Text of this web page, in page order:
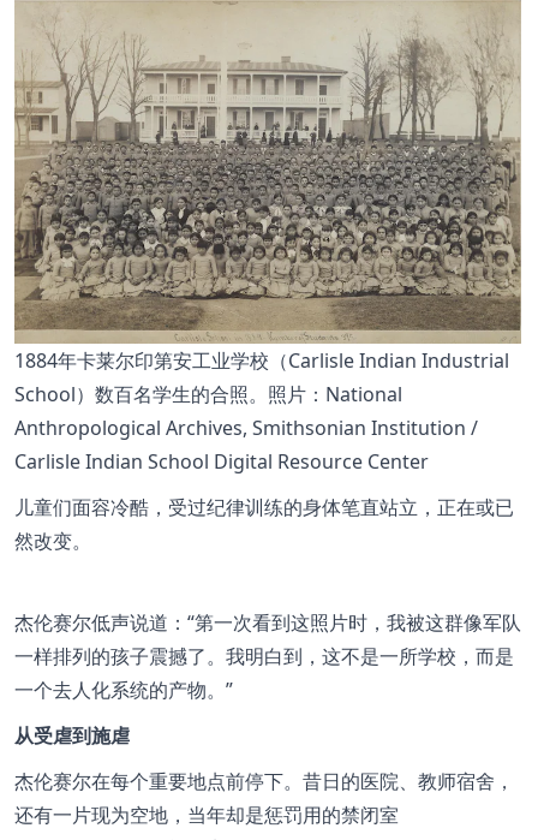
1884年卡莱尔印第安工业学校（Carlisle Indian Industrial
School）数百名学生的合照。照片：National
Anthropological Archives, Smithsonian Institution /
Carlisle Indian School Digital Resource Center
儿童们面容冷酷，受过纪律训练的身体笔直站立，正在或已
然改变。
杰伦赛尔低声说道： 第一次看到这照片时，我被这群像军队
一样排列的孩子震撼了。我明白到，这不是一所学校，而是
一个去人化系统的产物。
从受虐到施虐
杰伦赛尔在每个重要地点前停下。昔日的医院、教师宿舍，
还有一片现为空地，当年却是惩罚用的禁闭室